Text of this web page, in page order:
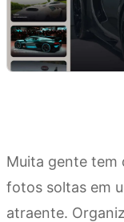
Muita gente tem
fotos soltas em
atraente.